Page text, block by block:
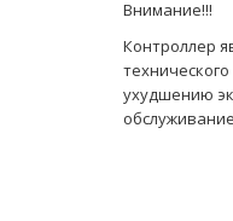
Внимание!!!
Контроллер
ухудшению